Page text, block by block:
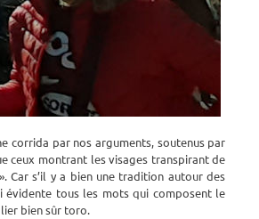
corrida par nos arguments, soutenus par
ceux montrant les visages transpirant de
Car s’il y a bien une tradition autour des
évidente tous les mots qui composent le
bien sûr toro.